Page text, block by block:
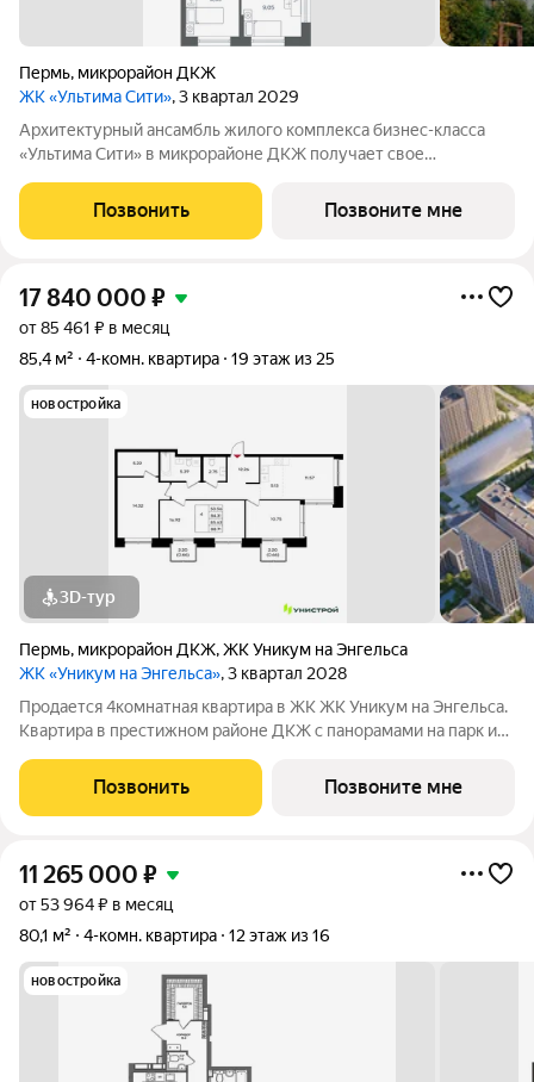
Пермь, микрорайон ДКЖ
ЖК «Ультима Сити», 3 квартал 2029
Архитектурный ансамбль жилого комплекса бизнес-класса
«Ультима Сити» в микрорайоне ДКЖ получает свое
воплощает в себе современные стандарты городского жилья,
сочетая технологичность, эстетику и
Позвонить Позвоните мне
17 840 000 ₽
от 85 461 ₽ в месяц
85,4 м²
4-комн. квартира 19 этаж из 25
новостройка
3D-тур
Пермь, микрорайон ДКЖ,ЖК Уникум на Энгельса
ЖК «Уникум на Энгельса», 3 квартал 2028
Продается 4комнатная квартира в ЖК ЖК Уникум на Энгельса.
Квартира в престижном районе ДКЖ с панорамами на парк и
лес, парк Балатово, ПГУ, несколько школ, детских садов, и
строящиеся ключевые
Позвонить Позвоните мне
11 265 000 ₽
от 53 964 ₽ в месяц
80,1 м²
4-комн. квартира 12 этаж из 16
новостройка